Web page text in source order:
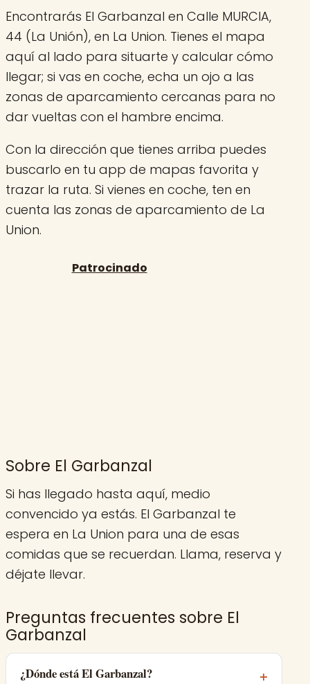
Encontrarás El Garbanzal en Calle MURCIA,
44 (La Unión), en La Union. Tienes el mapa
aquí al lado para situarte y calcular cómo
llegar; si vas en coche, echa un ojo a las
zonas de aparcamiento cercanas para no
dar vueltas con el hambre encima.
Con la dirección que tienes arriba puedes
buscarlo en tu app de mapas favorita y
trazar la ruta. Si vienes en coche, ten en
cuenta las zonas de aparcamiento de La
Union.
Sobre El Garbanzal
Si has llegado hasta aquí, medio
convencido ya estás. El Garbanzal te
espera en La Union para una de esas
comidas que se recuerdan. Llama, reserva y
déjate llevar.
Preguntas frecuentes sobre El
Garbanzal
¿Dónde está El Garbanzal?